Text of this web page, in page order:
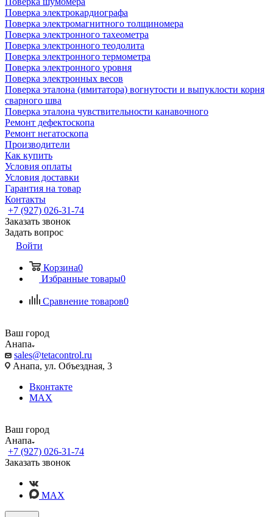
Поверка электрокардиографа
Поверка электромагнитного толщиномера
Поверка электронного тахеометра
Поверка электронного теодолита
Поверка электронного термометра
Поверка электронного уровня
Поверка электронных весов
Поверка эталона (имитатора) вогнутости и выпуклости корня
сварного шва
Поверка эталона чувствительности канавочного
Ремонт дефектоскопа
Ремонт негатоскопа
Производители
Как купить
Условия оплаты
Условия доставки
Гарантия на товар
Контакты
+7 (927) 026-31-74
Заказать звонок
Задать вопрос
Войти
Корзина0
Избранные товары0
Сравнение товаров0
Ваш город
Анапа
sales@tetacontrol.ru
Анапа, ул. Объездная, 3
Вконтакте
MAX
Ваш город
Анапа
+7 (927) 026-31-74
Заказать звонок
MAX